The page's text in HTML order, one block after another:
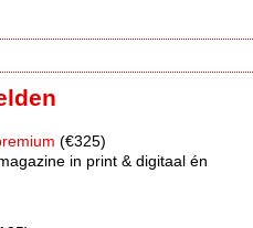
(€325)
in print & digitaal én